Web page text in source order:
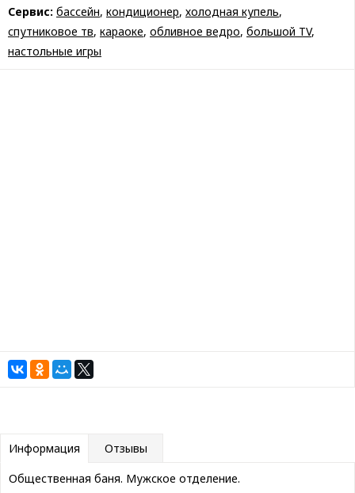
Информация
Отзывы
Общественная баня. Мужское отделение.
Сервис: бассейн, кондиционер, холодная купель,
спутниковое тв, караоке, обливное ведро, большой TV,
настольные игры